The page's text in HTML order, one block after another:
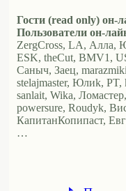
Гости (read only) он-
Пользователи он-
ZergCross, LA, Алла,
ESK, theCut, BMV1,
Саныч, Заец,
stelajmaster, Юлиk, PT,
sanlait, Wika,
powersure, Roudyk,
КапитанКопипаст,
…